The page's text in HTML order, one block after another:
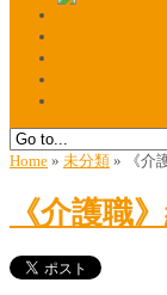
Home » 未分類 » 《介
《介護職